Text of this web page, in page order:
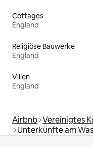
Cottages
England
Religiöse Bauwerke
England
Villen
England
Airbnb Vereinigtes
Unterkünfte am